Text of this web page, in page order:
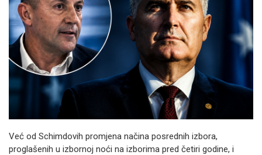
Već od Schimdovih promjena načina posrednih izbora,
proglašenih u izbornoj noći na izborima pred četiri godine, i